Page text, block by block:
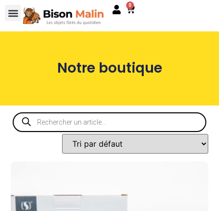
0
Notre boutique